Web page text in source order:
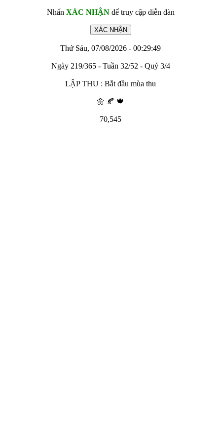
Nhấn XÁC NHẬNđể truy cập diễn đàn
Thứ Sáu, 07/08/2026 - 00:29:49
Ngày 219/365 - Tuần 32/52 - Quý 3/4
LẬP THU : Bắt đầu mùa thu
🌼 🍂 🍁
70,545